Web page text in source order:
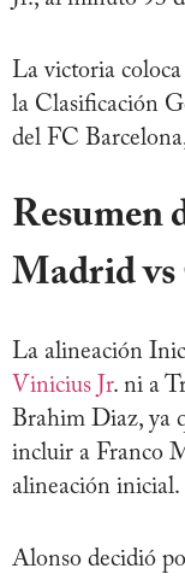
La victoria
la Clasificación
del FC
Resumen
Madrid vs
La alineación
Vinicius Jr. ni a
Brahim Diaz, ya
incluir a Franco
alineación inicial.
Alonso decidió